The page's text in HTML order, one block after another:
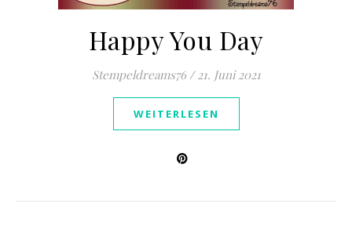
Happy You Day
Stempeldreams76 / 21. Juni 2021
WEITERLESEN